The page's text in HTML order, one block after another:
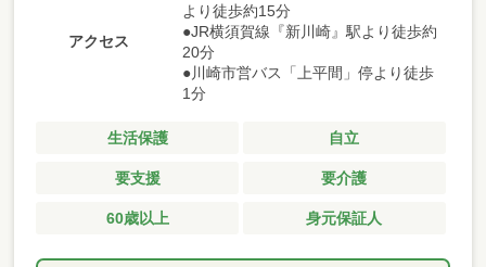
アクセス
より徒歩約15分
●JR横須賀線『新川崎』駅より徒歩約
20分
●川崎市営バス「上平間」停より徒歩
1分
生活保護 自立
要支援 要介護
60歳以上 身元保証人